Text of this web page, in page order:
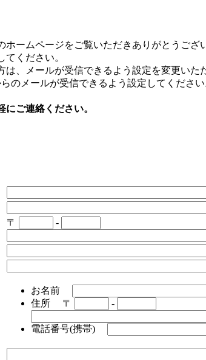
ームページをご覧いただきありがとうござ
ください。
、メールが受信できるよう設定を変更いた
のメールが受信できるよう設定してください
ご連絡ください。
〒 -
お名前
住所 〒 -
電話番号(携帯)